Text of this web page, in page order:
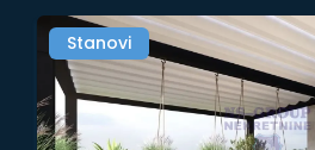
Stanovi